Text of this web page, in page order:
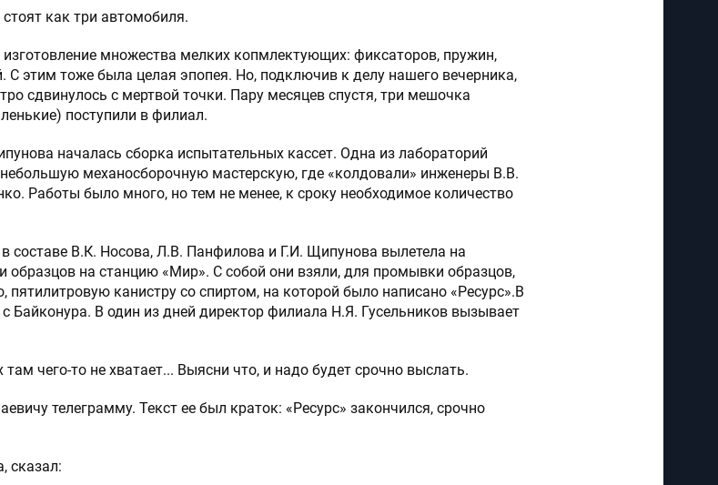
Кафедры
как три автомобиля.
множества мелких копмлектующих: фиксаторов, пружин,
С этим тоже была целая эпопея. Но, подключив к делу нашего вечерника,
сдвинулось с мертвой точки. Пару месяцев спустя, три мешочка
поступили в филиал.
началась сборка испытательных кассет. Одна из лабораторий
механосборочную мастерскую, где «колдовали» инженеры В.В.
Работы было много, но тем не менее, к сроку необходимое количество
составе В.К. Носова, Л.В. Панфилова и Г.И. Щипунова вылетела на
образцов на станцию «Мир». С собой они взяли, для промывки образцов,
пятилитровую канистру со спиртом, на которой было написано «Ресурс».В
Байконура. В один из дней директор филиала Н.Я. Гусельников вызывает
чего-то не хватает... Выясни что, и надо будет срочно выслать.
телеграмму. Текст ее был краток: «Ресурс» закончился, срочно
сказал: